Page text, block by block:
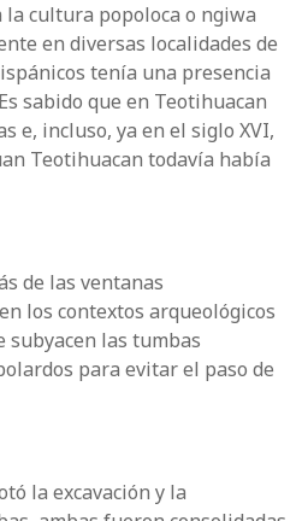
la cultura popoloca o ngiwa
en diversas localidades de
tenía una presencia
sabido que en Teotihuacan
e, incluso, ya en el siglo XVI,
Teotihuacan todavía había
de las ventanas
los contextos arqueológicos
subyacen las tumbas
para evitar el paso de
la excavación y la